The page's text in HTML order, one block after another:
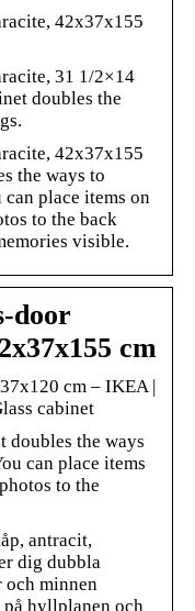
42x37x155
31 1/2×14
doubles the
42x37x155
the ways to
place items on
to the back
visible.
door
cm
cm – IKEA |
cabinet
doubles the ways
can place items
to the
antracit,
dig dubbla
och minnen
på hyllplanen och